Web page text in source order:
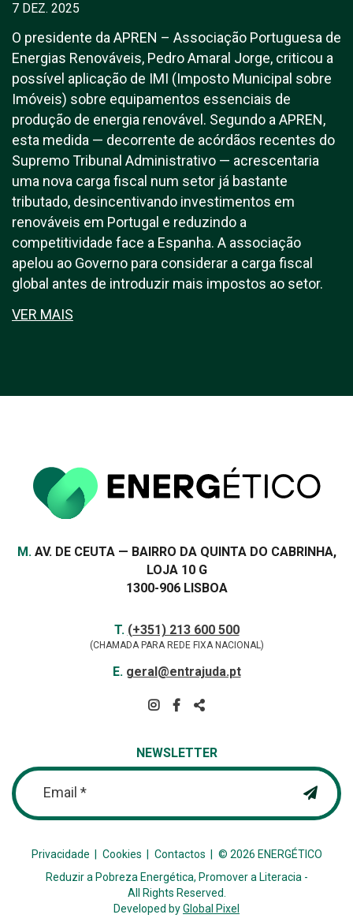
7 DEZ. 2025
O presidente da APREN – Associação Portuguesa de
Energias Renováveis, Pedro Amaral Jorge, criticou a
possível aplicação de IMI (Imposto Municipal sobre
Imóveis) sobre equipamentos essenciais de
produção de energia renovável. Segundo a APREN,
esta medida — decorrente de acórdãos recentes do
Supremo Tribunal Administrativo — acrescentaria
uma nova carga fiscal num setor já bastante
tributado, desincentivando investimentos em
renováveis em Portugal e reduzindo a
competitividade face a Espanha. A associação
apelou ao Governo para considerar a carga fiscal
global antes de introduzir mais impostos ao setor.
VER MAIS
Morada
M. AV. DE CEUTA — BAIRRO DA QUINTA DO CABRINHA,
LOJA 10 G
1300-906 LISBOA
T. (+351) 213 600 500
(CHAMADA PARA REDE FIXA NACIONAL)
E. geral@entrajuda.pt
REDE
NEWSLETTER
Email *
Privacidade Cookies Contactos
© 2026 ENERGÉTICO
Reduzir a Pobreza Energética, Promover a Literacia -
All Rights Reserved.
Developed byGlobal Pixel